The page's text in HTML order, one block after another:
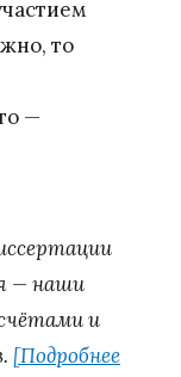
то
—
— наши
и
[Подробнее